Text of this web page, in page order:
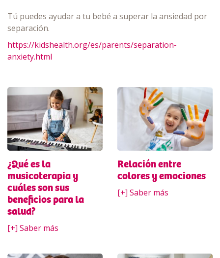
Tú puedes ayudar a tu bebé a superar la ansiedad por
separación.
https://kidshealth.org/es/parents/separation-
anxiety.html
¿Qué es la
musicoterapia y
cuáles son sus
beneficios para la
salud?
[+] Saber más
Relación entre
colores y emociones
[+] Saber más